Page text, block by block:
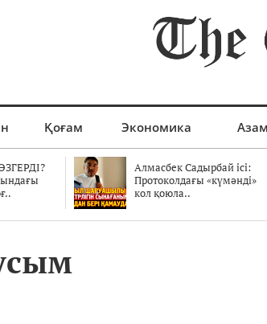
Қоғам Экономика
Алмасбек Садырбай ісі:
Протоколдағы «күмәнді»
кол қоюла..